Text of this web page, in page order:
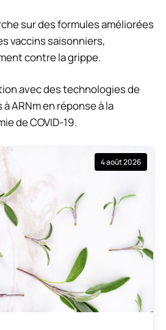
sur des formules améliorées
vaccins saisonniers,
contre la grippe.
avec des technologies de
à ARNm en réponse à la
de COVID-19.
4 août 2026